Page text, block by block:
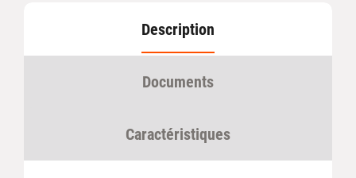
Description
Documents
Caractéristiques